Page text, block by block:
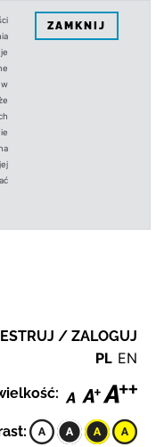
ZAMKNIJ
/ ZALOGUJ
PL EN